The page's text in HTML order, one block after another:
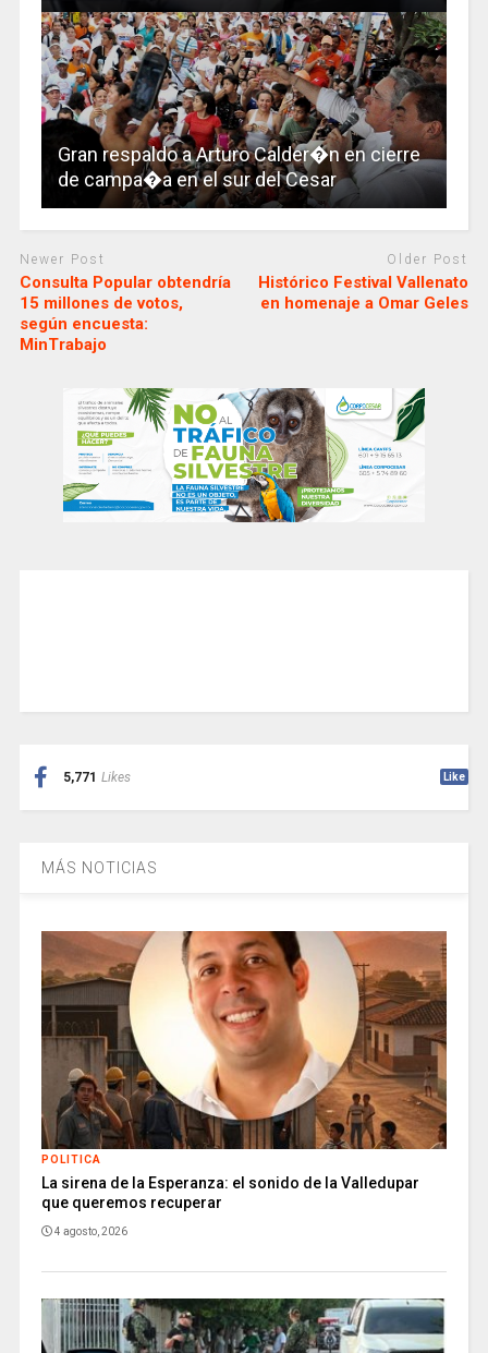
Gran respaldo a Arturo Calder�n en cierre
de campa�a en el sur del Cesar
Newer Post
Consulta Popular obtendría
15 millones de votos,
según encuesta:
MinTrabajo
Older Post
Histórico Festival Vallenato
en homenaje a Omar Geles
5,771 Likes Like
MÁS NOTICIAS
POLITICA
La sirena de la Esperanza: el sonido de la Valledupar
que queremos recuperar
4 agosto, 2026